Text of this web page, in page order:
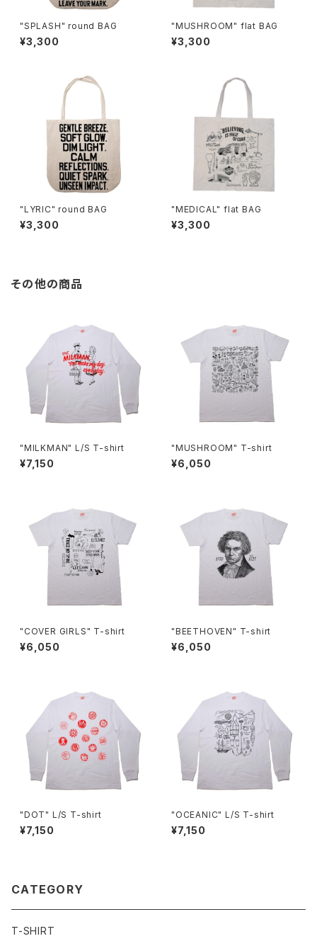
"SPLASH" round BAG
¥3,300
"MUSHROOM" flat BAG
¥3,300
"LYRIC" round BAG
¥3,300
"MEDICAL" flat BAG
¥3,300
その他の商品
"MILKMAN" L/S T-shirt
¥7,150
"MUSHROOM" T-shirt
¥6,050
"COVER GIRLS" T-shirt
¥6,050
"BEETHOVEN" T-shirt
¥6,050
"DOT" L/S T-shirt
¥7,150
"OCEANIC" L/S T-shirt
¥7,150
CATEGORY
T-SHIRT